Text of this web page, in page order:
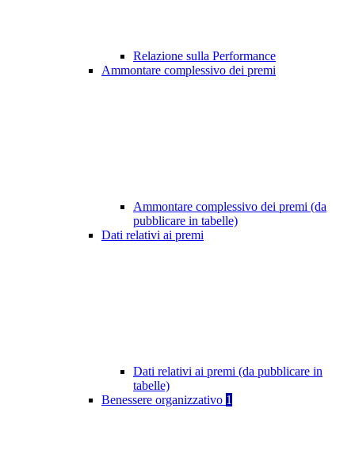
Relazione sulla Performance
Ammontare complessivo dei premi
Ammontare complessivo dei premi (da
pubblicare in tabelle)
Dati relativi ai premi
Dati relativi ai premi (da pubblicare in
tabelle)
Benessere organizzativo 1